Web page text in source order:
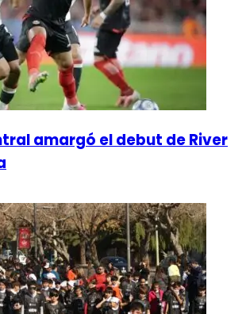
amargó el debut de River